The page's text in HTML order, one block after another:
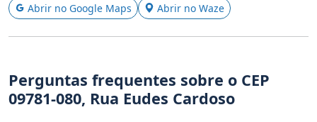
Abrir no Google Maps Abrir no Waze
Perguntas frequentes sobre o CEP
09781-080, Rua Eudes Cardoso